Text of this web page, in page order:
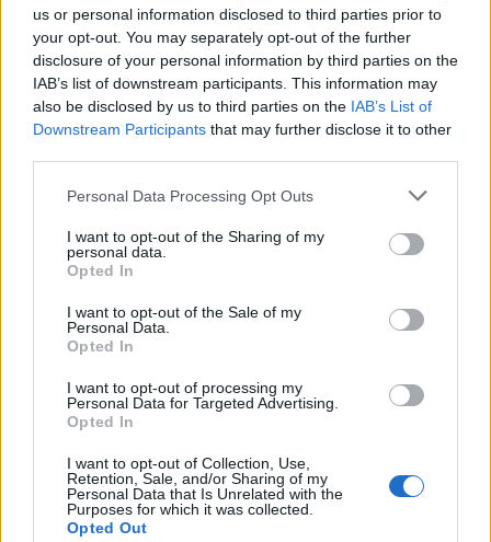
us or personal information disclosed to third parties prior to
your opt-out. You may separately opt-out of the further
disclosure of your personal information by third parties on the
IAB’s list of downstream participants. This information may
also be disclosed by us to third parties on the IAB’s List of
Downstream Participants that may further disclose it to other
Personal Data Processing Opt Outs
I want to opt-out of the Sharing of my
personal data.
Opted In
I want to opt-out of the Sale of my
Personal Data.
Opted In
I want to opt-out of processing my
Personal Data for Targeted Advertising.
Opted In
I want to opt-out of Collection, Use,
Retention, Sale, and/or Sharing of my
Personal Data that Is Unrelated with the
Purposes for which it was collected.
Opted Out
conceito de “cidade de 15 minutos”, considerando
que as alterações ao trânsito “falharam
redondamente” e criaram caos na circulação. “O
carro não é o inimigo dos vila-realenses”, afirma,
defendendo soluções mais equilibradas para
A candidata do CDS propõe aindamelhorias no
acesso ao hospital, umpavilhão multiusos na Reta de
Mateus, e avalorização do turismo de natureza e
“Um presidente de Câmara deve pensar a médio e
Pinho, apelando a um voto que garanta “voz no
executivo, com responsabilidade e coerência”.
Maria José Rebelo, candidata doCDS-PP à
presidência da Assembleia Municipal de Vila Real